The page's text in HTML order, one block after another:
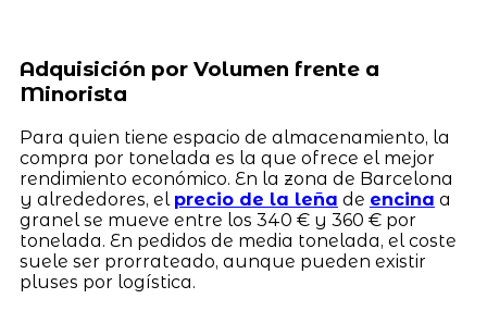
Adquisición por Volumen frente a
Minorista
Para quien tiene espacio de almacenamiento, la
compra por tonelada es la que ofrece el mejor
rendimiento económico. En la zona de Barcelona
y alrededores, el precio de la leña de encina a
granel se mueve entre los 340 € y 360 € por
tonelada. En pedidos de media tonelada, el coste
suele ser prorrateado, aunque pueden existir
pluses por logística.